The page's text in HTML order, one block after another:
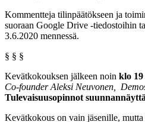
Kommentteja tilinpäätökseen ja
suoraan Google Drive -tiedostoihin
3.6.2020 mennessä.
§ § §
Kevätkokouksen jälkeen noin klo 19
Co-founder Aleksi Neuvonen,
Tulevaisuusopinnot
Kevätkokous on vain jäsenille,